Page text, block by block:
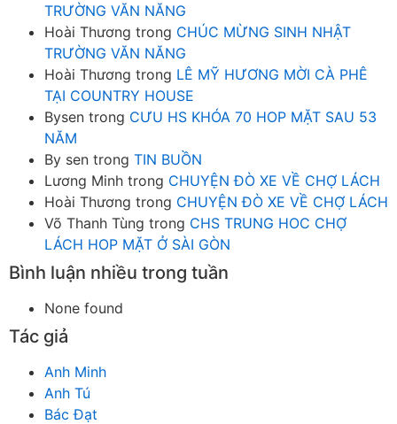
TRƯỜNG VĂN NĂNG
Hoài Thương trong CHÚC MỪNG SINH NHẬT
TRƯỜNG VĂN NĂNG
Hoài Thương trong LÊ MỸ HƯƠNG MỜI CÀ PHÊ
TẠI COUNTRY HOUSE
Bysen trong CƯU HS KHÓA 70 HOP MẶT SAU 53
NĂM
By sen trong TIN BUỒN
Lương Minh trong CHUYỆN ĐÒ XE VỀ CHỢ LÁCH
Hoài Thương trong CHUYỆN ĐÒ XE VỀ CHỢ LÁCH
Võ Thanh Tùng trong CHS TRUNG HOC CHỢ
LÁCH HOP MẶT Ở SÀI GÒN
Bình luận nhiều trong tuần
None found
Tác giả
Anh Minh
Anh Tú
Bác Đạt